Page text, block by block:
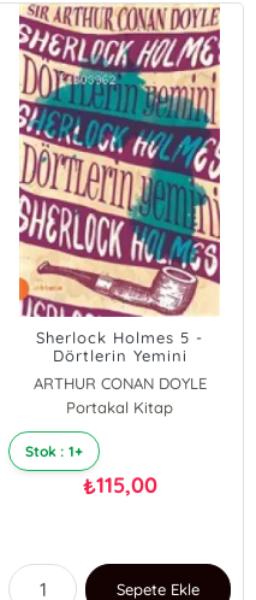
Sherlock Holmes 5 -
Dörtlerin Yemini
ARTHUR CONAN DOYLE
Portakal Kitap
Stok : 1+
₺115,00
Sepete Ekle